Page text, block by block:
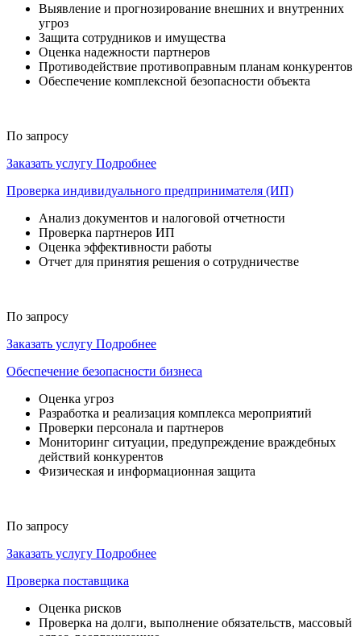
Выявление и прогнозирование внешних и внутренних
угроз
Защита сотрудников и имущества
Оценка надежности партнеров
Противодействие противоправным планам конкурентов
Обеспечение комплексной безопасности объекта
По запросу
Заказать услугу Подробнее
Проверка индивидуального предпринимателя (ИП)
Анализ документов и налоговой отчетности
Проверка партнеров ИП
Оценка эффективности работы
Отчет для принятия решения о сотрудничестве
По запросу
Заказать услугу Подробнее
Обеспечение безопасности бизнеса
Оценка угроз
Разработка и реализация комплекса мероприятий
Проверки персонала и партнеров
Мониторинг ситуации, предупреждение враждебных
действий конкурентов
Физическая и информационная защита
По запросу
Заказать услугу Подробнее
Проверка поставщика
Оценка рисков
Проверка на долги, выполнение обязательств, массовый